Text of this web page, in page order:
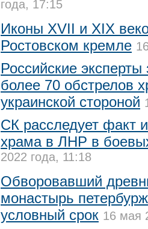
года, 17:15
Иконы XVII и XIX
Ростовском кремле
Российские
более 70 обстрелов
украинской стороной
СК расследует факт
храма в ЛНР в
2022 года, 11:18
Обворовавший
монастырь
условный срок 16 мая